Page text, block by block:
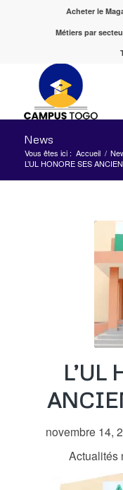
Acheter le
Métiers par
News
Vous êtes ici : Accueil /
L’UL HONORE SES
L’UL
novembre 14,
Actualités